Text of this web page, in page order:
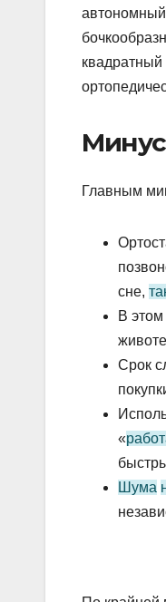
Главным
сне,
В
Срок
«
Шума